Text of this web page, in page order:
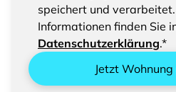
speichert und
Informationen finden Sie
Datenschutzerklärung.*
Jetzt